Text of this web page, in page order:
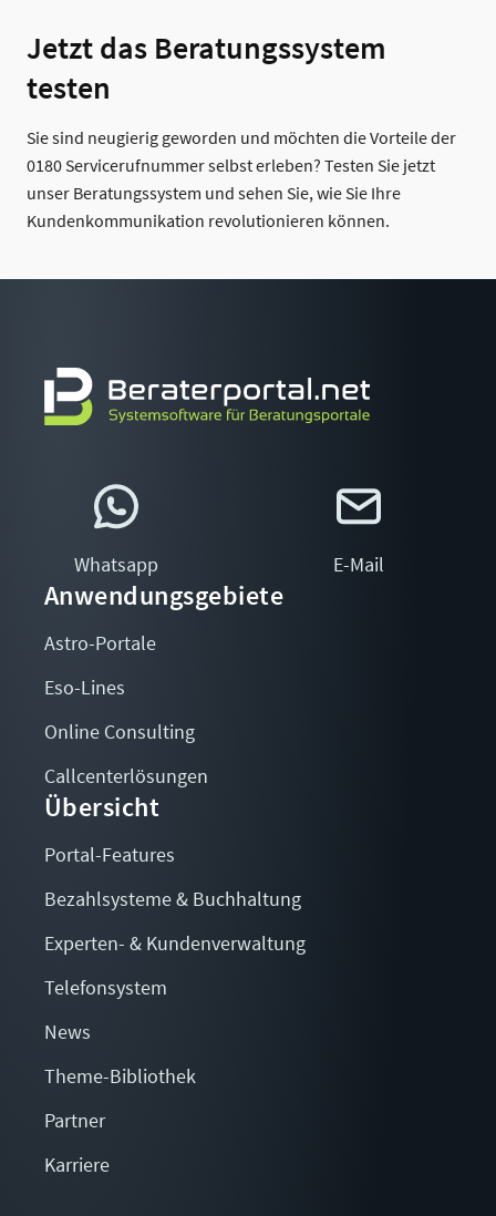
Jetzt das Beratungssystem
testen
Sie sind neugierig geworden und möchten die Vorteile der
0180 Servicerufnummer selbst erleben? Testen Sie jetzt
unser Beratungssystem und sehen Sie, wie Sie Ihre
Kundenkommunikation revolutionieren können.
Whatsapp E-Mail
Anwendungsgebiete
Astro-Portale
Eso-Lines
Online Consulting
Callcenterlösungen
Übersicht
Portal-Features
Bezahlsysteme & Buchhaltung
Experten- & Kundenverwaltung
Telefonsystem
News
Theme-Bibliothek
Partner
Karriere